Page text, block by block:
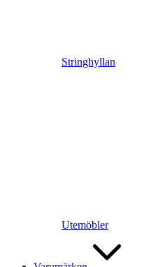
Stringhyllan
Utemöbler